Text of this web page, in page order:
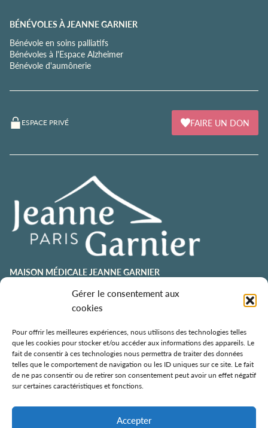
Gérer le consentement aux
cookies
Pour offrir les meilleures expériences, nous utilisons des technologies telles
que les cookies pour stocker et/ou accéder aux informations des appareils. Le
fait de consentir à ces technologies nous permettra de traiter des données
telles que le comportement de navigation ou les ID uniques sur ce site. Le fait
de ne pas consentir ou de retirer son consentement peut avoir un effet négatif
sur certaines caractéristiques et fonctions.
Accepter
BÉNÉVOLES À JEANNE GARNIER
Bénévole en soins palliatifs
Bénévoles à l'Espace Alzheimer
Bénévole d'aumônerie
ESPACE PRIVÉ FAIRE UN DON
MAISON MÉDICALE JEANNE GARNIER
contact@jeannegarnier-paris.org
01 43 92 21 00
106 avenue Émile Zola
75015 Paris
ESPACE AURÉLIE JOUSSET
01 43 92 21 98
108, avenue Émile Zola
75015 Paris
ÉCOLE DE SOINS PALLIATIFS